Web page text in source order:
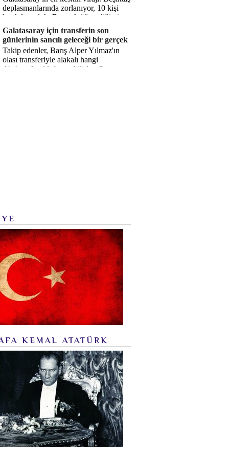
deplasmanlarında zorlanıyor, 10 kişi
bırakılıyorduk. Bu artık öğrendiğimiz
bir gerçek. Sane...
Galatasaray için transferin son
günlerinin sancılı geleceği bir gerçek
Takip edenler, Barış Alper Yılmaz'ın
olası transferiyle alakalı hangi
düşüncede olduğumu bilirler. O
KEMAL ATATÜRK